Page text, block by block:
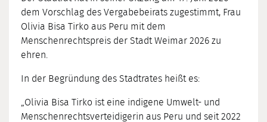
dem Vorschlag des Vergabebeirats zugestimmt, Frau
Olivia Bisa Tirko aus Peru mit dem
Menschenrechtspreis der Stadt Weimar 2026 zu
ehren.
In der Begründung des Stadtrates heißt es:
„Olivia Bisa Tirko ist eine indigene Umwelt- und
Menschenrechtsverteidigerin aus Peru und seit 2022